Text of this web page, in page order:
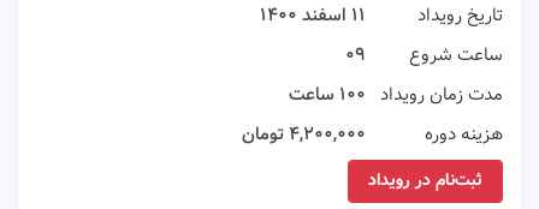
تاریخ رویداد
۱۱ اسفند ۱۴۰۰
ساعت شروع
۰۹
مدت زمان رویداد ۱۰۰ ساعت
هزینه دوره
۴,۲۰۰,۰۰۰ تومان
ثبت‌نام در رویداد